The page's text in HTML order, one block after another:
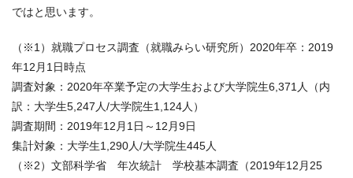
ではと思います。
（※1）就職プロセス調査（就職みらい研究所）2020年卒：2019
年12月1日時点
調査対象：2020年卒業予定の大学生および大学院生6,371人（内
訳：大学生5,247人/大学院生1,124人）
調査期間：2019年12月1日～12月9日
集計対象：大学生1,290人/大学院生445人
（※2）文部科学省 年次統計 学校基本調査（2019年12月25